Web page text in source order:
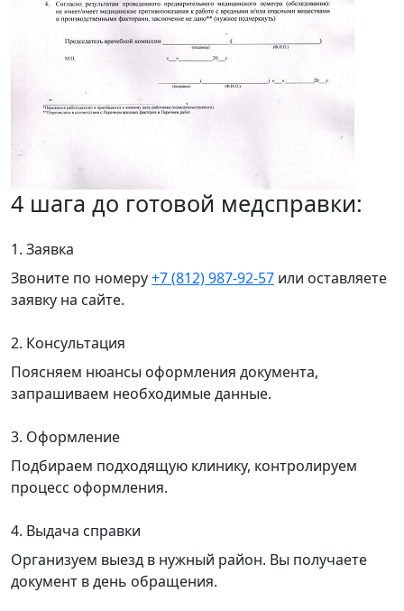
4 шага до готовой медсправки:
1. Заявка
Звоните по номеру+7 (812) 987-92-57 или оставляете
заявку на сайте.
2. Консультация
Поясняем нюансы оформления документа,
запрашиваем необходимые данные.
3. Оформление
Подбираем подходящую клинику, контролируем
процесс оформления.
4. Выдача справки
Организуем выезд в нужный район. Вы получаете
документ в день обращения.